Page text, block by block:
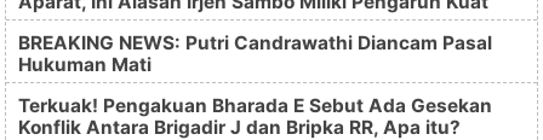
BREAKING NEWS: Putri Candrawathi Diancam Pasal
Hukuman Mati
Terkuak! Pengakuan Bharada E Sebut Ada Gesekan
Konflik Antara Brigadir J dan Bripka RR, Apa itu?